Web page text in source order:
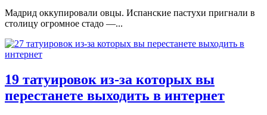
Мадрид оккупировали овцы. Испанские пастухи пригнали в
столицу огромное стадо —...
19 татуировок из-за которых вы
перестанете выходить в интернет